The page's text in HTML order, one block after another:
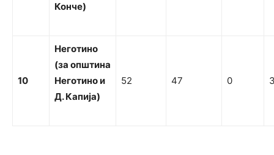
Конче)
10
Неготино
(за општина
Неготинои
Д. Капија)
52 47 0